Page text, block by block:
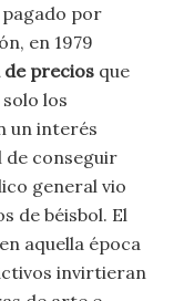
por
en 1979
de precios que
los
un interés
de conseguir
general vio
de béisbol. El
aquella época
invirtieran